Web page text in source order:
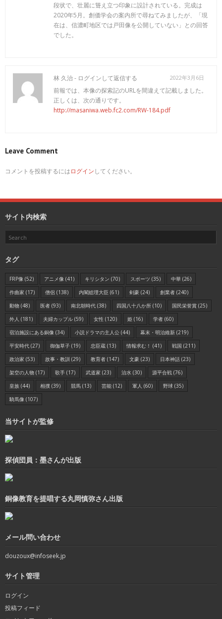
段状で、壮麗に聳え立つ印象に設計されている。完成は
2020年5月。創価学会の案内所で尋ねてみましたが、「現
在は、信濃町地区では戸田像を公開していない」との回答
でした。
林 久治 - ログインして返信する 2022年3月6日
前報では、本像の探索記のURLを間違えて記載しました。
正しくは、次の通りです。
http://masaniwa.web.fc2.com/RW-184.pdf
Leave Comment
コメントを投稿するにはログインしてください。
サイト内検索
タグ
FRP像 (52) アニメ像 (41) キリシタン (70) スポーツ (35) 中華 (26)
作曲家 (17) 僧侶 (138) 内閣総理大臣 (61) 剣豪 (24) 創業者 (240)
動物 (48) 医者 (93) 南北朝時代 (38) 四国八十八か所 (10) 国民栄誉賞 (25)
外人 (181) 夫婦カップル (59) 女性 (120) 姫 (16) 学者 (60)
宿泊施設にある銅像 (34) 小説ドラマの主人公 (44) 幕末・明治維新 (219)
平安時代 (27) 御伽草子 (19) 忠臣蔵 (13) 情報求む！ (41) 戦国 (211)
政治家 (53) 故事・教訓 (29) 教育者 (147) 文豪 (23) 日本神話 (23)
架空の人物 (17) 歌手 (17) 武道家 (23) 治水 (30) 源平合戦 (76)
皇族 (44) 相撲 (39) 競馬 (13) 芸能 (12) 軍人 (60) 野球 (35)
騎馬像 (107)
当サイトが監修
探偵団員：墨さんが出版
銅像教育を提唱する丸岡慎弥さん出版
メール問い合わせ
douzoux@infoseek.jp
サイト管理
ログイン
投稿フィード